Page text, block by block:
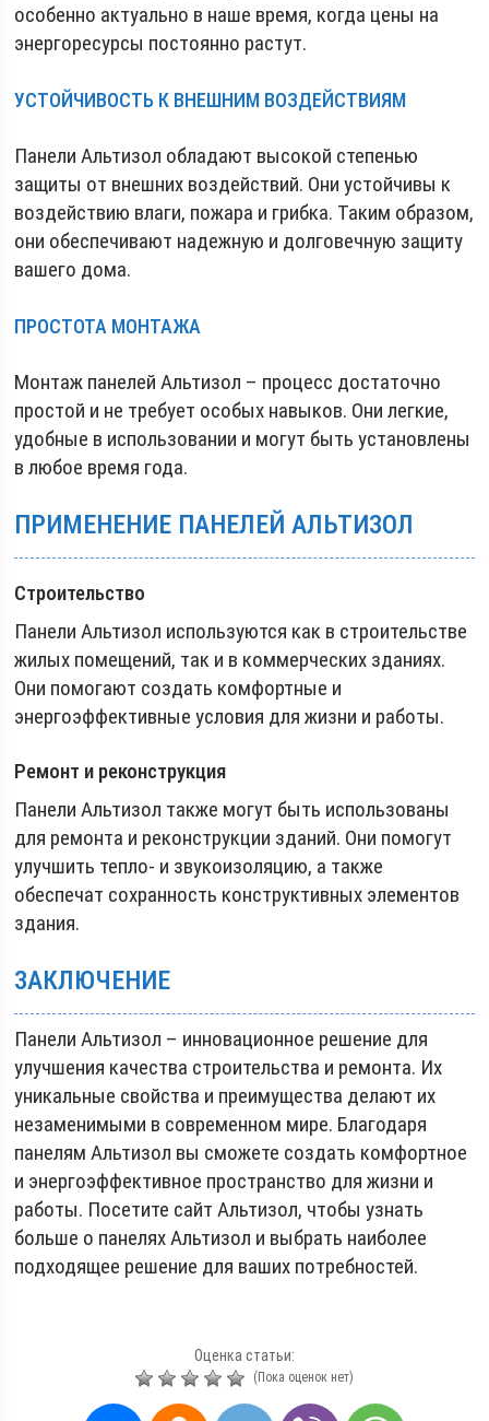
особенно актуально в наше время, когда цены на
энергоресурсы постоянно растут.
УСТОЙЧИВОСТЬ К ВНЕШНИМ ВОЗДЕЙСТВИЯМ
Панели Альтизол обладают высокой степенью
защиты от внешних воздействий. Они устойчивы к
воздействию влаги, пожара и грибка. Таким образом,
они обеспечивают надежную и долговечную защиту
вашего дома.
ПРОСТОТА МОНТАЖА
Монтаж панелей Альтизол – процесс достаточно
простой и не требует особых навыков. Они легкие,
удобные в использовании и могут быть установлены
в любое время года.
ПРИМЕНЕНИЕ ПАНЕЛЕЙ АЛЬТИЗОЛ
Строительство
Панели Альтизол используются как в строительстве
жилых помещений, так и в коммерческих зданиях.
Они помогают создать комфортные и
энергоэффективные условия для жизни и работы.
Ремонт и реконструкция
Панели Альтизол также могут быть использованы
для ремонта и реконструкции зданий. Они помогут
улучшить тепло- и звукоизоляцию, а также
обеспечат сохранность конструктивных элементов
здания.
ЗАКЛЮЧЕНИЕ
Панели Альтизол – инновационное решение для
улучшения качества строительства и ремонта. Их
уникальные свойства и преимущества делают их
незаменимыми в современном мире. Благодаря
панелям Альтизол вы сможете создать комфортное
и энергоэффективное пространство для жизни и
работы. Посетите сайт Альтизол, чтобы узнать
больше о панелях Альтизол и выбрать наиболее
подходящее решение для ваших потребностей.
Оценка статьи:
(Пока оценок нет)